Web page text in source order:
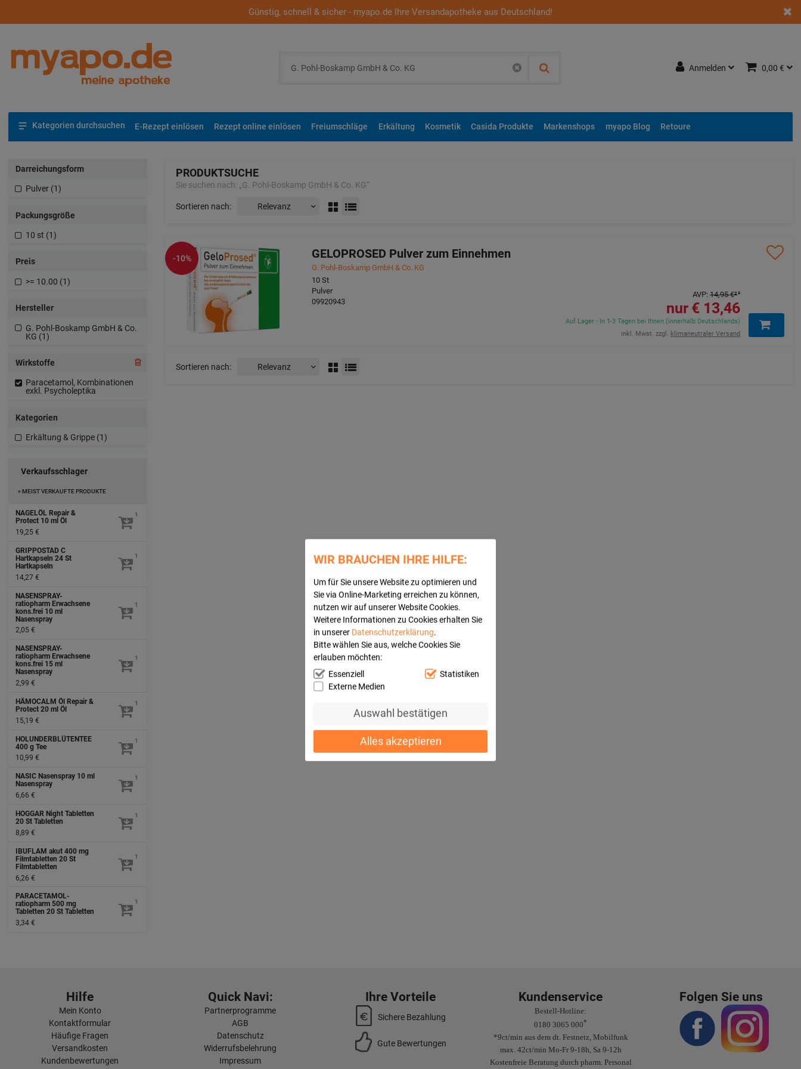
Günstig, schnell & sicher - myapo.de Ihre Versandapotheke aus Deutschland!
WIR BRAUCHEN IHRE HILFE:
Um für Sie unsere Website zu optimieren und
Sie via Online-Marketing erreichen zu können,
nutzen wir auf unserer Website Cookies.
Weitere Informationen zu Cookies erhalten Sie
in unserer Datenschutzerklärung.
Bitte wählen Sie aus, welche Cookies Sie
erlauben möchten:
Essenziell
Statistiken
Externe Medien
Auswahl bestätigen
Alles akzeptieren
Anmelden 0,00 €
Kategorien durchsuchen E-Rezept einlösen Rezept online einlösen Freiumschläge Erkältung Kosmetik Casida Produkte Markenshops myapo Blog Retoure
PRODUKTSUCHE
Sie suchen nach: „G. Pohl-Boskamp GmbH & Co. KG“
Sortieren nach:
GELOPROSED Pulver zum Einnehmen
G. Pohl-Boskamp GmbH & Co. KG
10 St
Pulver
09920943
13,46 €
AVP: 14,95 €²
Auf Lager - In 1-3 Tagen bei Ihnen (innerhalb Deutschlands)
inkl. Mwst. zzgl. klimaneutraler Versand
-10%
Sortieren nach:
Darreichungsform
Pulver (1)
Packungsgröße
10 st (1)
Preis
>= 10.00 (1)
Hersteller
G. Pohl-Boskamp GmbH & Co.
KG (1)
Wirkstoffe
Paracetamol, Kombinationen
exkl. Psycholeptika
Kategorien
Erkältung & Grippe (1)
Verkaufsschlager
» MEIST VERKAUFTE PRODUKTE
NAGELÖL Repair &
Protect 10 ml Öl
19,25 €
1
GRIPPOSTAD C
Hartkapseln 24 St
Hartkapseln
14,27 €
1
NASENSPRAY-
ratiopharm Erwachsene
kons.frei 10 ml
Nasenspray
2,05 €
1
NASENSPRAY-
ratiopharm Erwachsene
kons.frei 15 ml
Nasenspray
2,99 €
1
HÄMOCALM Öl Repair &
Protect 20 ml Öl
15,19 €
1
HOLUNDERBLÜTENTEE
400 g Tee
10,99 €
1
NASIC Nasenspray 10 ml
Nasenspray
6,66 €
1
HOGGAR Night Tabletten
20 St Tabletten
8,89 €
1
IBUFLAM akut 400 mg
Filmtabletten 20 St
Filmtabletten
6,26 €
1
PARACETAMOL-
ratiopharm 500 mg
Tabletten 20 St Tabletten
3,34 €
1
Hilfe
Mein Konto
Kontaktformular
Häufige Fragen
Versandkosten
Kundenbewertungen
Quick Navi:
Partnerprogramme
AGB
Datenschutz
Widerrufsbelehrung
Impressum
Ihre Vorteile
Sichere Bezahlung
Gute Bewertungen
Kundenservice
Bestell-Hotline:
0180 3065 000*
*9ct/min aus dem dt. Festnetz, Mobilfunk
max. 42ct/min Mo-Fr 9-18h, Sa 9-12h
Kostenfreie Beratung durch pharm. Personal
Folgen Sie uns